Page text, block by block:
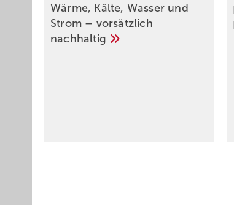
Wärme, Kälte, Wasser und
Strom – vorsätzlich
nachhaltig